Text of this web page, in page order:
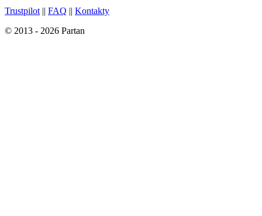
Trustpilot || FAQ || Kontakty
© 2013 - 2026 Partan